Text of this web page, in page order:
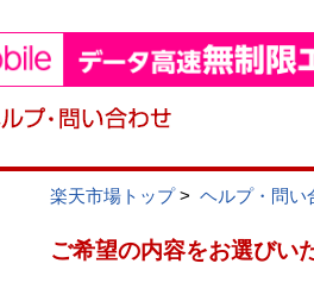
楽天市場トップ> ヘルプ・問い
ご希望の内容をお選びい